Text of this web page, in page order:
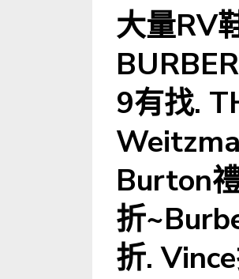
大量RV
9有找.
Burton
折
折.